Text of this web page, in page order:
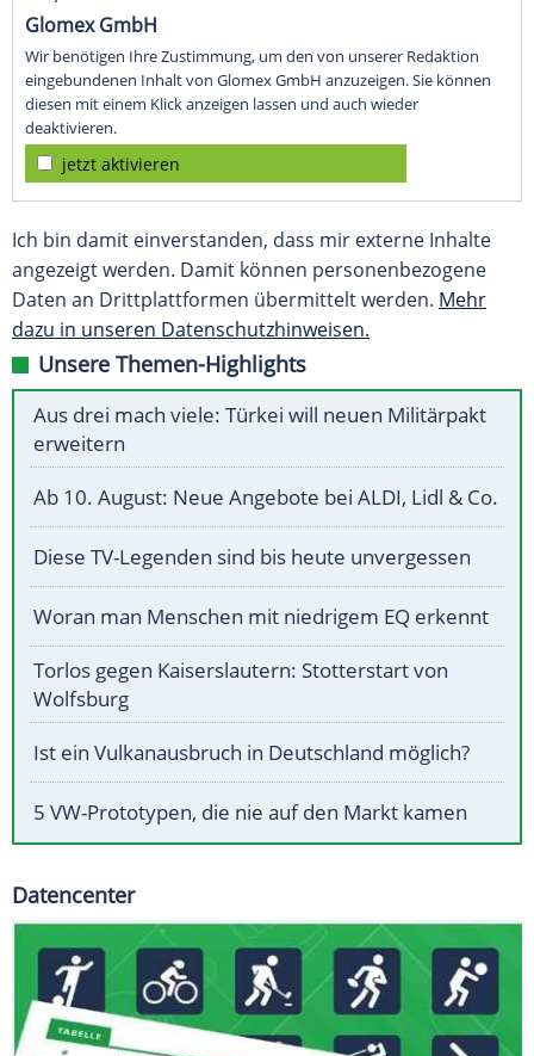
Glomex GmbH
Wir benötigen Ihre Zustimmung, um den von unserer Redaktion
eingebundenen Inhalt von Glomex GmbH anzuzeigen. Sie können
diesen mit einem Klick anzeigen lassen und auch wieder
deaktivieren.
jetzt aktivieren
Ich bin damit einverstanden, dass mir externe Inhalte
angezeigt werden. Damit können personenbezogene
Daten an Drittplattformen übermittelt werden. Mehr
dazu in unseren Datenschutzhinweisen.
Unsere Themen-Highlights
Aus drei mach viele: Türkei will neuen Militärpakt
erweitern
Ab 10. August: Neue Angebote bei ALDI, Lidl & Co.
Diese TV-Legenden sind bis heute unvergessen
Woran man Menschen mit niedrigem EQ erkennt
Torlos gegen Kaiserslautern: Stotterstart von
Wolfsburg
Ist ein Vulkanausbruch in Deutschland möglich?
5 VW-Prototypen, die nie auf den Markt kamen
Datencenter